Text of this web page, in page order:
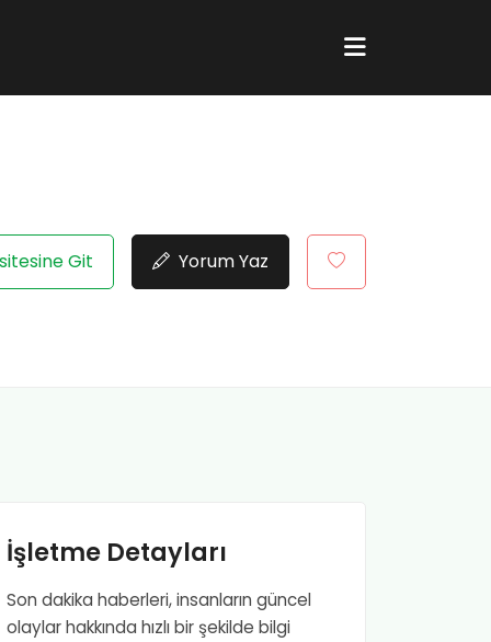
Git Yorum Yaz
İşletme Detayları
Son dakika haberleri, insanların güncel
olaylar hakkında hızlı bir şekilde bilgi